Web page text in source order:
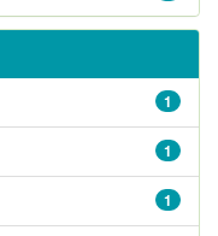
1
1
1